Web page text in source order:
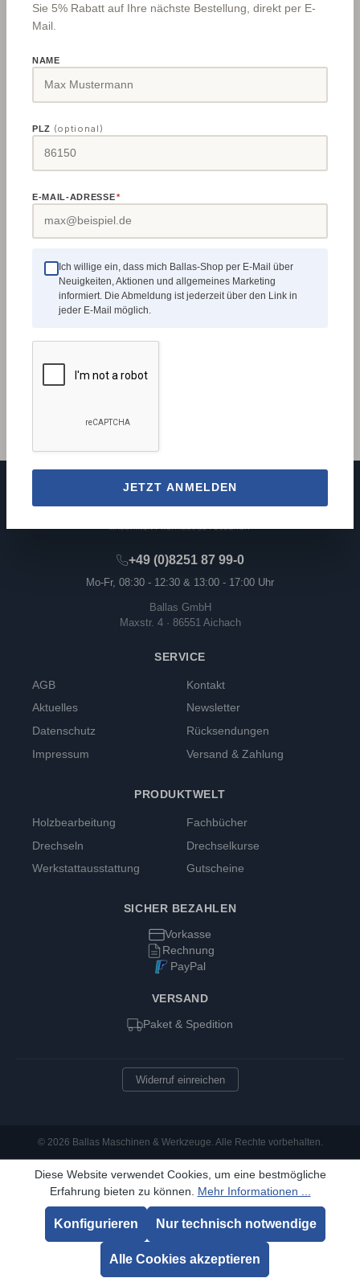
Versand Paketdienst
Lieferzeit 2-4 Werktage
Produkt Anzahl: Gib den gewünschten
In den Warenkorb
Zum Merkzettel hinzufügen
Produktnummer:009351
Jetzt zum SETPREIS! Von Drechslermeister
Baumann sorgfältig zusammengestellt wird dieses 6-
teilige Set in CRYOGENIC - Ausfüh…
Sie 5% Rabatt auf Ihre nächste Bestellung, direkt per E-
Mail.
NAME
PLZ (optional)
E-MAIL-ADRESSE*
Ich willige ein, dass mich Ballas-Shop per E-Mail über
Neuigkeiten, Aktionen und allgemeines Marketing
informiert. Die Abmeldung ist jederzeit über den Link in
jeder E-Mail möglich.
JETZT ANMELDEN
+49 (0)8251 87 99-0
Mo-Fr, 08:30 - 12:30 & 13:00 - 17:00 Uhr
Ballas GmbH
Maxstr. 4 · 86551 Aichach
SERVICE
AGB
Aktuelles
Datenschutz
Impressum
Kontakt
Newsletter
Rücksendungen
Versand & Zahlung
PRODUKTWELT
Holzbearbeitung
Drechseln
Werkstattausstattung
Fachbücher
Drechselkurse
Gutscheine
SICHER BEZAHLEN
Vorkasse
Rechnung
PayPal
VERSAND
Paket & Spedition
Widerruf einreichen
© 2026 Ballas Maschinen & Werkzeuge. Alle Rechte vorbehalten.
Diese Website verwendet Cookies, um eine bestmögliche
Erfahrung bieten zu können. Mehr Informationen ...
Nur technisch notwendige
Konfigurieren
Alle Cookies akzeptieren